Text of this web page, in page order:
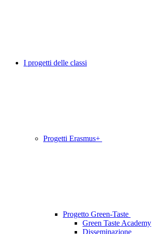
I progetti delle classi
Progetti Erasmus+
Progetto Green-Taste
Green Taste Academy
Disseminazione